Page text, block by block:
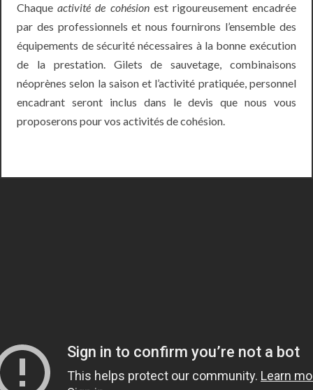
Chaqueactivité de cohésionest rigoureusement encadrée
par des professionnels et nous fournirons l’ensemble des
équipements de sécurité nécessaires à la bonne exécution
de la prestation. Gilets de sauvetage, combinaisons
néoprènes selon la saison et l’activité pratiquée, personnel
encadrant seront inclus dans le devis que nous vous
proposerons pour vos activités de cohésion.